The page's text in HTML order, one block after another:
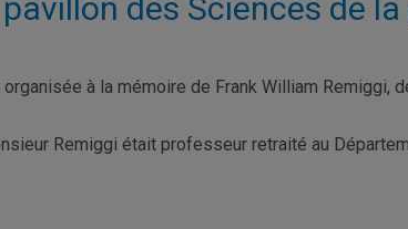
des Sciences de
à la mémoire de Frank William Remiggi,
Remiggi était professeur retraité au